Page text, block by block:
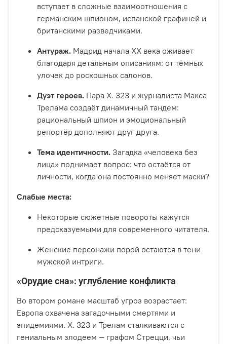
вступает в сложные взаимоотношения с
германским шпионом, испанской графиней и
британскими разведчиками.
Антураж. Мадрид начала XX века оживает
благодаря детальным описаниям: от тёмных
улочек до роскошных салонов.
Дуэт героев. Пара Х. 323 и журналиста Макса
Трелама создаёт динамичный тандем:
рациональный шпион и эмоциональный
репортёр дополняют друг друга.
Тема идентичности. Загадка «человека без
лица» поднимает вопрос: что остаётся от
личности, когда она постоянно меняет маски?
Слабые места:
Некоторые сюжетные повороты кажутся
предсказуемыми для современного читателя.
Женские персонажи порой остаются в тени
мужской интриги.
«Орудие сна»: углубление конфликта
Во втором романе масштаб угроз возрастает:
Европа охвачена загадочными смертями и
эпидемиями. Х. 323 и Трелам сталкиваются с
гениальным злодеем — графом Стрецци, чьи